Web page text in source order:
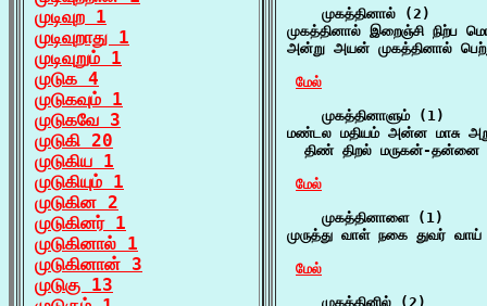
முடிவுற 1
முடிவுறாது 1
முடிவுறும் 1
முடுக 4
முடுகவும் 1
முடுகவே 3
முடுகி 20
முடுகிய 1
முடுகியும் 1
முடுகின 2
முடுகினர் 1
முடுகினால் 1
முடுகினான் 3
முடுகு 13
    முகத்தினால் (2)
முகத்தினால் இறைஞ்சி நிற்ப
அன்று அயன் முகத்தினால்
மேல்
    முகத்தினாளும் (1)
மண்டல மதியம் அன்ன மாசு
திண் திறல் மருகன்-தன்னை
மேல்
    முகத்தினாளை (1)
முருத்து வாள் நகை துவர் வாய்
மேல்
    முகத்தினில் (2)